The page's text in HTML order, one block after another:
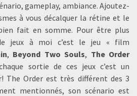
gameplay, ambiance. Ajoutez-
à vous décalquer la rétine et le
fait en somme. Pour être plus
jeux à moi c’est le jeu « film
, Beyond Two Souls, The Order
sortie de ces jeux c’est un
The Order est très différent des 3
mentionnés, son scénario est